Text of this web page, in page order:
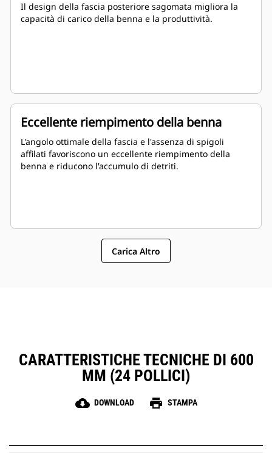
Il design della fascia posteriore sagomata migliora la
capacità di carico della benna e la produttività.
Eccellente riempimento della benna
L'angolo ottimale della fascia e l'assenza di spigoli
affilati favoriscono un eccellente riempimento della
benna e riducono l'accumulo di detriti.
Carica Altro
CARATTERISTICHE TECNICHE DI 600
MM (24 POLLICI)
cloud_download DOWNLOAD print STAMPA